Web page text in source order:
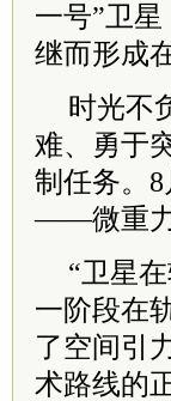
一号”卫
继而形成
时光不
难、勇于
制任务。
——微重力
“卫星
一阶段在
了空间引
术路线的